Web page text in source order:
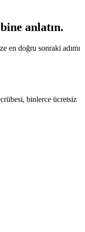
anlatın.
en doğru sonraki adımı
binlerce ücretsiz